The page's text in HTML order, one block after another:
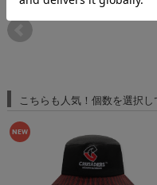
こちらも人気！個数を選択